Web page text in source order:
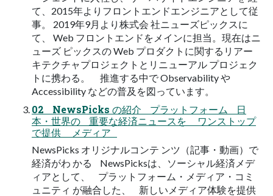
て、2015年よりフロントエンドエンジニアとして従
事。 2019年9月より株式会 社ニューズピックスに
て、 Web フロントエンドをメインに担当。現在はニ
ューズ ピックスの Web プロダクトに関するリアー
キテクチャプロジェクトとリニューアル プロジェク
トに携わる。 推進する中で Observability や
Accessibility などの普及を図っています。
02 NewsPicks の紹介 プラットフォーム 日
本・世界の 重要な経済ニュースを ワンストップ
で提供 メディア
NewsPicks オリジナルコンテ ンツ（記事・動画）で
経済がわ かる NewsPicksは、ソーシャル経済メデ
ィアとして、 プラットフォーム・メディア・コミ
ュニティ が融合した、 新しいメディア体験を提供